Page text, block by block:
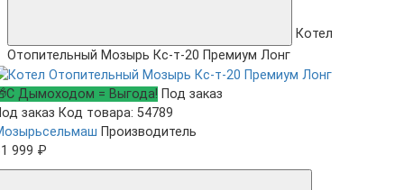
Котел
Отопительный Мозырь Кc-т-20 Премиум Лонг
Дымоходом = Выгода! Под заказ
заказ Код товара: 54789
Производитель
999 ₽